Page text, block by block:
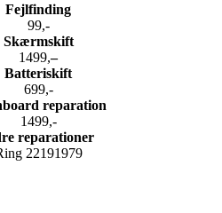
Fejlfinding
99,-
Skærmskift
1499,–
Batteriskift
699,-
reparation
1499,-
reparationer
22191979